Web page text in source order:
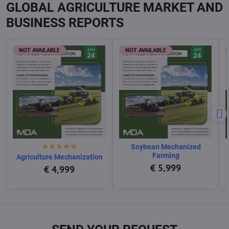
GLOBAL AGRICULTURE MARKET AND
BUSINESS REPORTS
NOT AVAILABLE
Agriculture Mechanization
€ 4,999
NOT AVAILABLE
Soybean Mechanized
Farming
€ 5,999